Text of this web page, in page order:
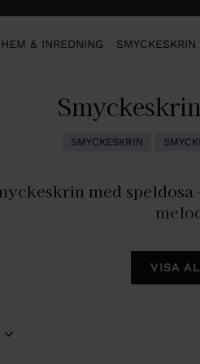
HEM & INREDNING SMYCKESKRIN
SMYCKESKRIN
med
vacker melodi. Våra
uppskattad gåva till dop,
VISA